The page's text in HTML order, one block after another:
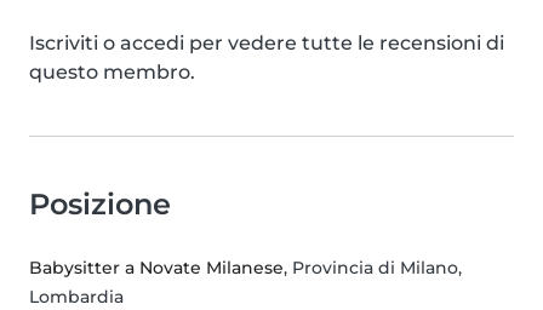
Iscriviti o accedi per vedere tutte le recensioni di
questo membro.
Posizione
Babysitter a Novate Milanese, Provincia di Milano,
Lombardia